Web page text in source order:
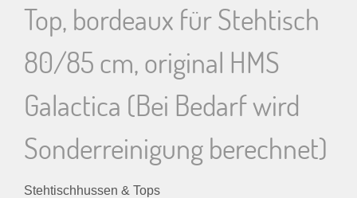
Top, bordeaux für Stehtisch
80/85 cm, original HMS
Galactica (Bei Bedarf wird
Sonderreinigung berechnet)
Stehtischhussen & Tops